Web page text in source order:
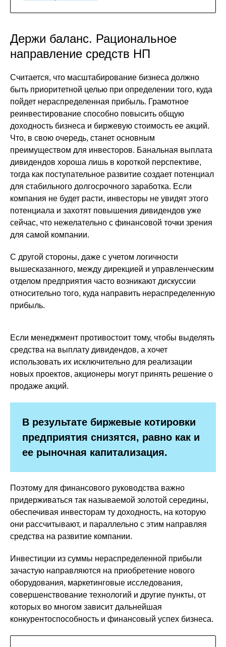
Держи баланс. Рациональное
направление средств НП
Считается, что масштабирование бизнеса должно
быть приоритетной целью при определении того, куда
пойдет нераспределенная прибыль. Грамотное
реинвестирование способно повысить общую
доходность бизнеса и биржевую стоимость ее акций.
Что, в свою очередь, станет основным
преимуществом для инвесторов. Банальная выплата
дивидендов хороша лишь в короткой перспективе,
тогда как поступательное развитие создает потенциал
для стабильного долгосрочного заработка. Если
компания не будет расти, инвесторы не увидят этого
потенциала и захотят повышения дивидендов уже
сейчас, что нежелательно с финансовой точки зрения
для самой компании.
С другой стороны, даже с учетом логичности
вышесказанного, между дирекцией и управленческим
отделом предприятия часто возникают дискуссии
относительно того, куда направить нераспределенную
прибыль.
Если менеджмент противостоит тому, чтобы выделять
средства на выплату дивидендов, а хочет
использовать их исключительно для реализации
новых проектов, акционеры могут принять решение о
продаже акций.
В результате биржевые котировки
предприятия снизятся, равно как и
ее рыночная капитализация.
Поэтому для финансового руководства важно
придерживаться так называемой золотой середины,
обеспечивая инвесторам ту доходность, на которую
они рассчитывают, и параллельно с этим направляя
средства на развитие компании.
Инвестиции из суммы нераспределенной прибыли
зачастую направляются на приобретение нового
оборудования, маркетинговые исследования,
совершенствование технологий и другие пункты, от
которых во многом зависит дальнейшая
конкурентоспособность и финансовый успех бизнеса.